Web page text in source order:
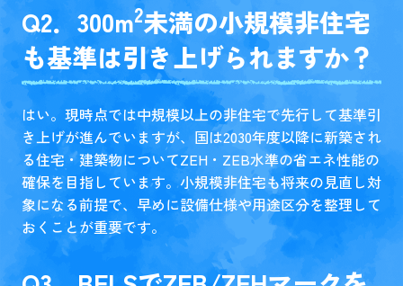
Q2．300m2未満の小規模非住宅
も基準は引き上げられますか？
はい。現時点では中規模以上の非住宅で先行して基準引
き上げが進んでいますが、国は2030年度以降に新築され
る住宅・建築物についてZEH・ZEB水準の省エネ性能の
確保を目指しています。小規模非住宅も将来の見直し対
象になる前提で、早めに設備仕様や用途区分を整理して
おくことが重要です。